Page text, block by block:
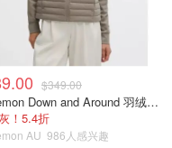
$349.00
lululemon Down and Around 羽绒夹克
！5.4折
AU 986人感兴趣